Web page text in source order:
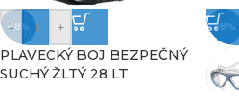
-18%
-
+
PLAVECKÝ BOJ BEZPEČNÝ
SUCHÝ ŽLTÝ 28 LT
-18%